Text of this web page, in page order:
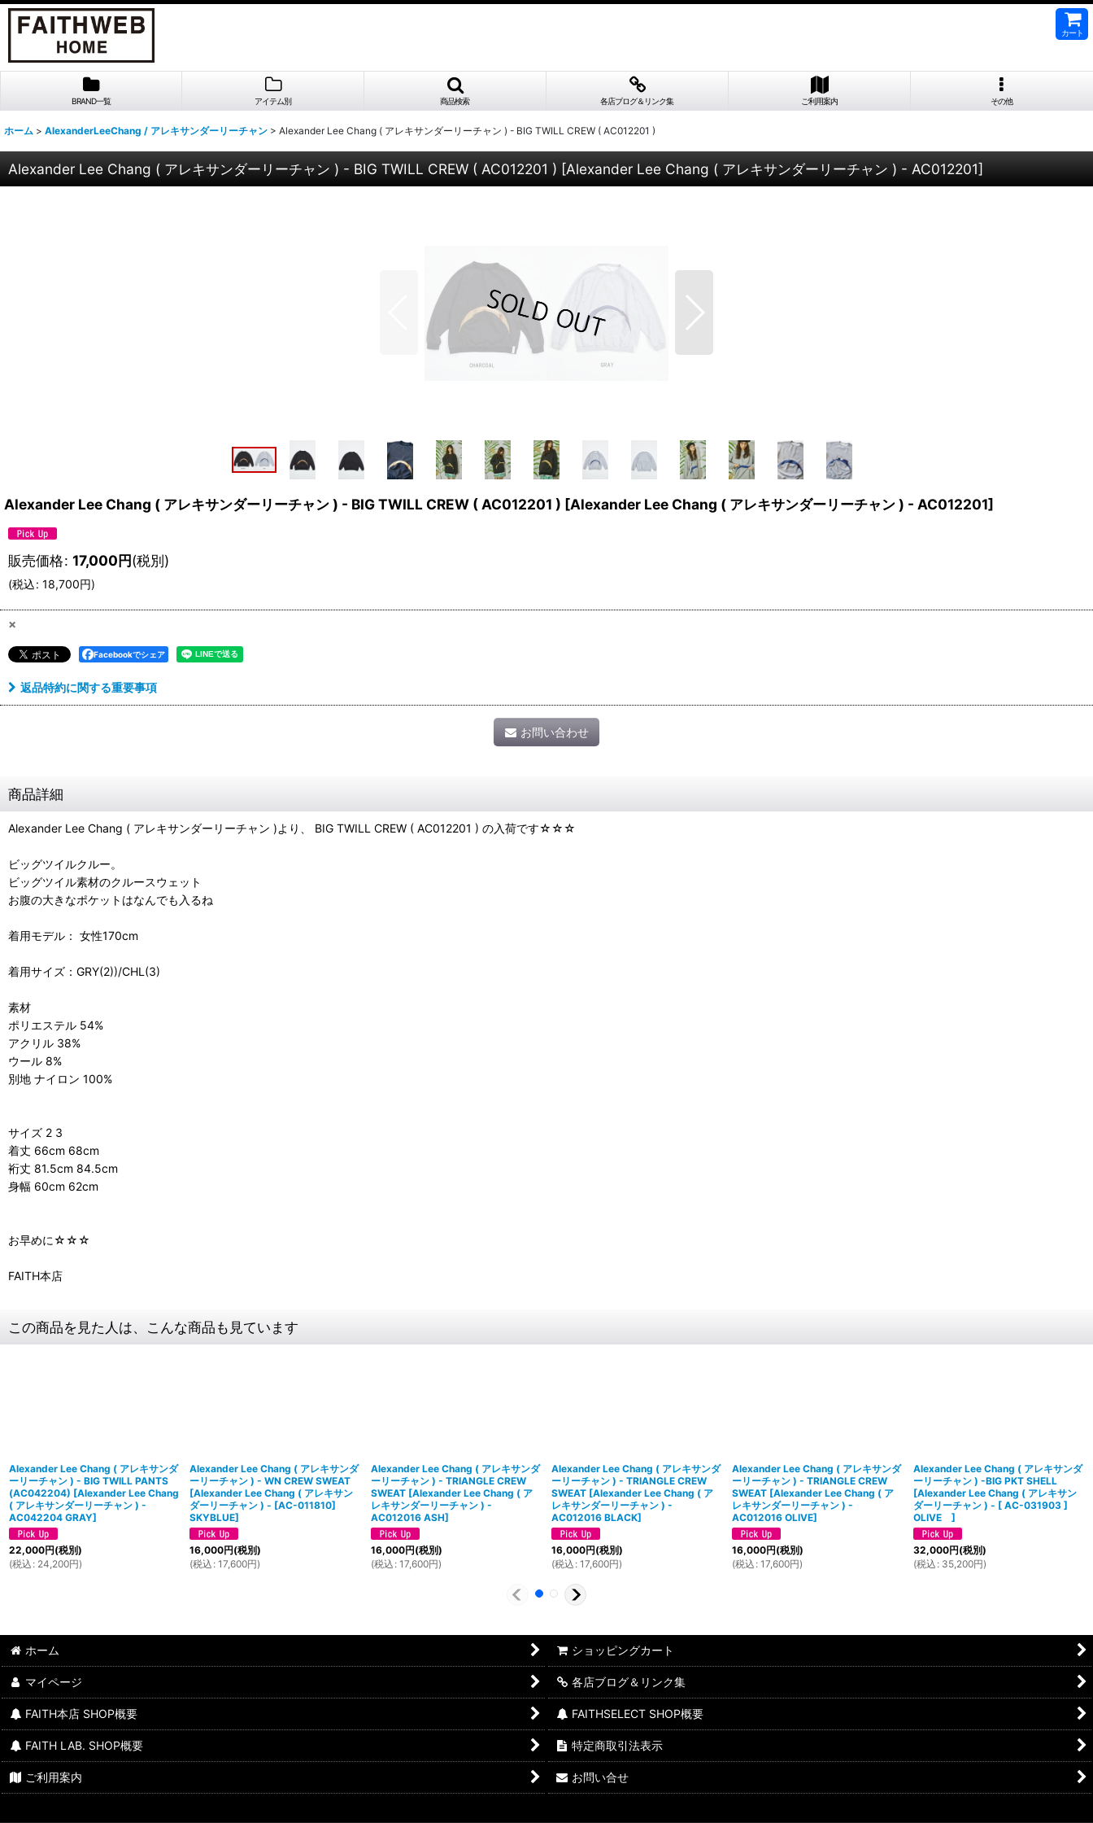
カート
BRAND一覧 アイテム別 商品検索 各店ブログ＆リンク集 ご利用案内 その他
ホーム > AlexanderLeeChang / アレキサンダーリーチャン > Alexander Lee Chang ( アレキサンダーリーチャン ) - BIG TWILL CREW ( AC012201 )
Alexander Lee Chang ( アレキサンダーリーチャン ) - BIG TWILL CREW ( AC012201 ) [Alexander Lee Chang ( アレキサンダーリーチャン ) - AC012201]
Alexander Lee Chang ( アレキサンダーリーチャン ) - BIG TWILL CREW ( AC012201 ) [Alexander Lee Chang ( アレキサンダーリーチャン ) - AC012201]
販売価格: 17,000円(税別)
(税込: 18,700円)
×
Facebookでシェア
返品特約に関する重要事項
お問い合わせ
商品詳細
Alexander Lee Chang ( アレキサンダーリーチャン )より、 BIG TWILL CREW ( AC012201 ) の入荷です☆☆☆
ビッグツイルクルー。
ビッグツイル素材のクルースウェット
お腹の大きなポケットはなんでも入るね
着用モデル： 女性170cm
着用サイズ：GRY(2))/CHL(3)
素材
ポリエステル 54%
アクリル 38%
ウール 8%
別地 ナイロン 100%
サイズ 2 3
着丈 66cm 68cm
裄丈 81.5cm 84.5cm
身幅 60cm 62cm
お早めに☆☆☆
FAITH本店
この商品を見た人は、こんな商品も見ています
Alexander Lee Chang ( アレキサンダ
ーリーチャン ) - BIG TWILL PANTS
(AC042204) [Alexander Lee Chang
( アレキサンダーリーチャン ) -
AC042204 GRAY]
22,000円(税別)
(税込 : 24,200円)
Alexander Lee Chang ( アレキサンダ
ーリーチャン ) - WN CREW SWEAT
[Alexander Lee Chang ( アレキサン
ダーリーチャン ) - [AC-011810]
SKYBLUE]
16,000円(税別)
(税込 : 17,600円)
Alexander Lee Chang ( アレキサンダ
ーリーチャン ) - TRIANGLE CREW
SWEAT [Alexander Lee Chang ( ア
レキサンダーリーチャン ) -
AC012016 ASH]
16,000円(税別)
(税込 : 17,600円)
Alexander Lee Chang ( アレキサンダ
ーリーチャン ) - TRIANGLE CREW
SWEAT [Alexander Lee Chang ( ア
レキサンダーリーチャン ) -
AC012016 BLACK]
16,000円(税別)
(税込 : 17,600円)
Alexander Lee Chang ( アレキサンダ
ーリーチャン ) - TRIANGLE CREW
SWEAT [Alexander Lee Chang ( ア
レキサンダーリーチャン ) -
AC012016 OLIVE]
16,000円(税別)
(税込 : 17,600円)
Alexander Lee Chang ( アレキサンダ
ーリーチャン ) -BIG PKT SHELL
[Alexander Lee Chang ( アレキサン
ダーリーチャン ) - [ AC-031903 ]
OLIVE ]
32,000円(税別)
(税込 : 35,200円)
ホーム ショッピングカート
マイページ 各店ブログ＆リンク集
FAITH本店 SHOP概要 FAITHSELECT SHOP概要
FAITH LAB. SHOP概要 特定商取引法表示
ご利用案内 お問い合せ